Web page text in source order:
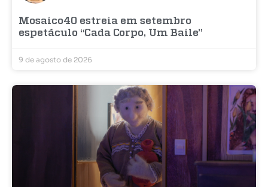
Mosaico40 estreia em setembro
espetáculo “Cada Corpo, Um Baile”
9 de agosto de 2026